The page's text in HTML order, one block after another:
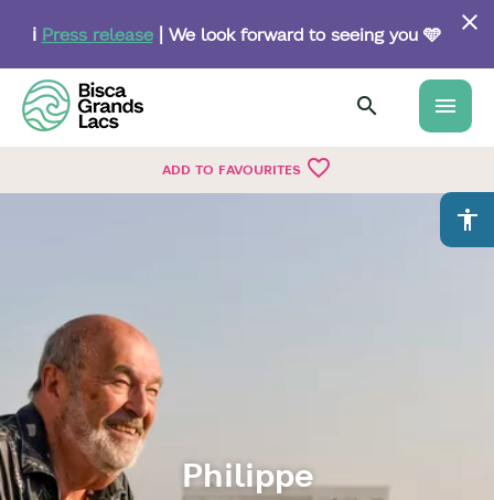
content
ℹ️ Press release| We look forward to seeing you 🩵
menu
ADD TO FAVOURITES favorite_border
accessibility
Philippe